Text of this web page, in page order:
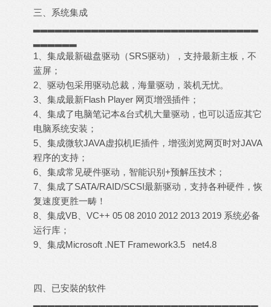
三、系统集成
1、集成最新磁盘驱动（SRS驱动），支持最新主板，不
蓝屏；
2、驱动包采用驱动总裁，海量驱动，装机无忧。
3、集成最新Flash Player 网页增强插件；
4、集成了电脑笔记本&台式机大量驱动，也可以适应其它
电脑系统安装；
5、集成微软JAVA虚拟机IE插件，增强浏览网页时对JAVA
程序的支持；
6、集成常见硬件驱动，智能识别+预解压技术；
7、集成了SATA/RAID/SCSI最新驱动，支持各种硬件，恢
复速度更胜一畴！
8、集成VB、VC++ 05 08 2010 2012 2013 2019 系统必备
运行库；
9、集成Microsoft .NET Framework3.5 net4.8
四、已安裝的软件